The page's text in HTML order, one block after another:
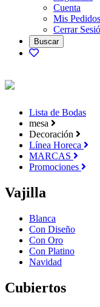
Cuenta
Mis Pedidos
Cerrar
Lista de Bodas
mesa
Decoración
Línea Horeca
MARCAS
Promociones
Vajilla
Blanca
Con Diseño
Con Oro
Con Platino
Navidad
Cubiertos